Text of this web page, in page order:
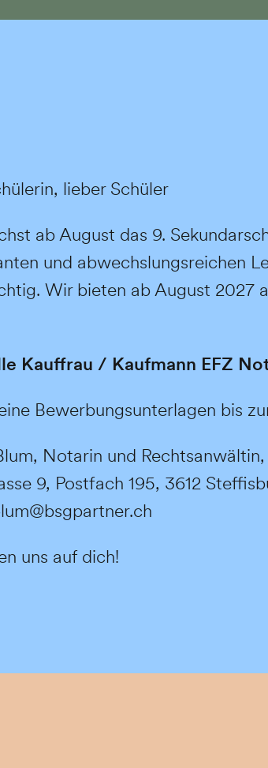
lieber Schüler
ab August das 9.
und abwechslungsreichen
Wir bieten ab August 2027
Kauffrau / Kaufmann EFZ
Bewerbungsunterlagen bis
Notarin und Rechtsanwältin,
9, Postfach 195, 3612
uns auf dich!